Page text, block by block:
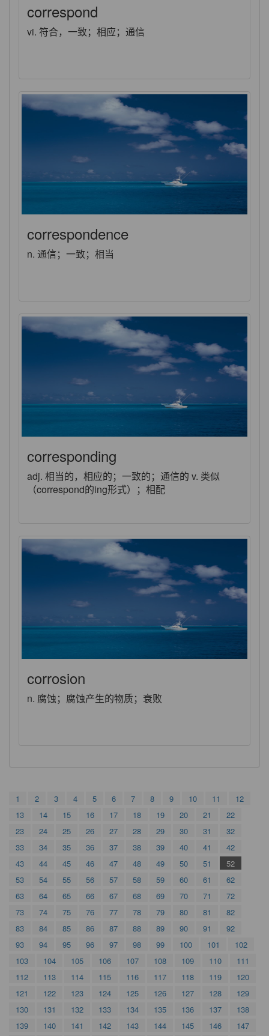
correspond
vi. 符合，一致；相应；通信
correspondence
n. 通信；一致；相当
corresponding
adj. 相当的，相应的；一致的；通信的 v. 类似
（correspond的ing形式）；相配
corrosion
n. 腐蚀；腐蚀产生的物质；衰败
1 2 3 4 5 6 7 8 9 10 11
12
13
14 15 16 17 18 19 20 21
22
23
24 25 26 27 28 29 30 31
32
33
34 35 36 37 38 39 40 41
42
43
44 45 46 47 48 49 50 51
52
53
54 55 56 57 58 59 60 61
62
63
64 65 66 67 68 69 70 71
72
73
74 75 76 77 78 79 80 81
82
83
84 85 86 87 88 89 90 91
92
93
94 95 96 97 98 99 100 101
102
103
104 105 106 107 108 109 110
111
112
113 114 115 116 117 118 119
120
121
122 123 124 125 126 127 128
129
130
131 132 133 134 135 136 137
138
139
140 141 142 143 144 145 146 147